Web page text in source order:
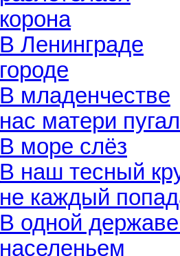
корона
В Ленинграде
городе
В младенчестве
нас матери
В море слёз
В наш тесный
не каждый
В одной
населеньем